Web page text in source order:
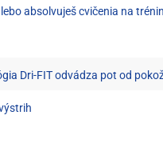
absolvuješ cvičenia na
Dri-FIT odvádza pot od